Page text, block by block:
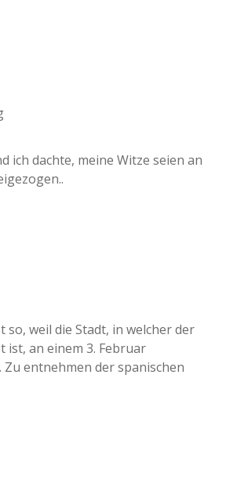
ich dachte, meine Witze seien an
so, weil die Stadt, in welcher der
ist, an einem 3. Februar
entnehmen der spanischen